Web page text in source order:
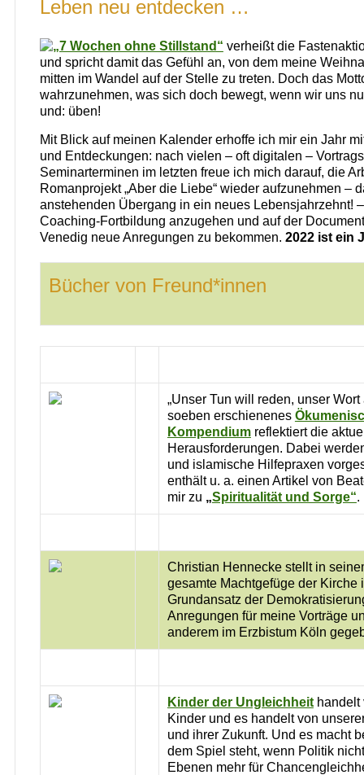
Leben neu entdecken …
„7 Wochen ohne Stillstand“ verheißt die
und spricht damit das Gefühl an, von dem meine
mitten im Wandel auf der Stelle zu treten. Doch das
wahrzunehmen, was sich doch bewegt, wenn wir uns
und: üben!
Mit Blick auf meinen Kalender erhoffe ich mir ein Jahr
und Entdeckungen: nach vielen – oft digitalen –
Seminarterminen im letzten freue ich mich darauf, die
Romanprojekt „Aber die Liebe“ wieder aufzunehmen –
anstehenden Übergang in ein neues Lebensjahrzehnt!
Coaching-Fortbildung anzugehen und auf der
Venedig neue Anregungen zu bekommen. 2022 ist ein
Bücher von Freund*innen
„Unser Tun will reden, unser Wort
soeben erschienenes
Kompendiumreflektiert die
Herausforderungen. Dabei
und islamische Hilfepraxen
enthält u. a. einen Artikel von
mir zu „Spiritualität und Sorge“.
Christian Hennecke stellt in
gesamte Machtgefüge der Kirche
Grundansatz der
Anregungen für meine Vorträge
anderem im Erzbistum Köln
Kinder der Ungleichheithandelt
Kinder und es handelt von
und ihrer Zukunft. Und es macht
dem Spiel steht, wenn Politik
Ebenen mehr für